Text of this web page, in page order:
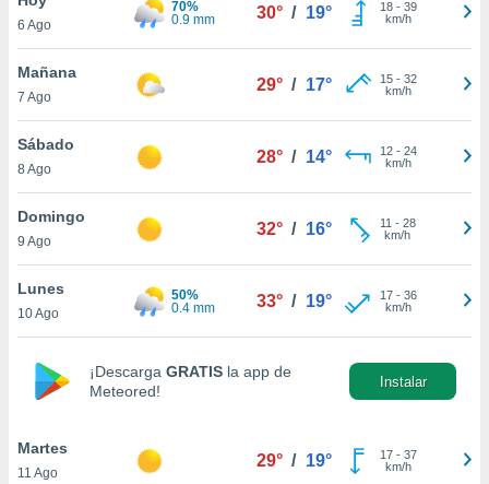
en
más
nuestra
de
aceptar
de
6 Ago
70%
0.9 mm
30° / 19° 18- 39
km/h
Mañana
7 Ago
29° / 17° 15- 32
km/h
Sábado
8 Ago
28° / 14° 12- 24
km/h
Domingo
9 Ago
32° / 16° 11 - 28
km/h
Lunes
10 Ago
50%
0.4 mm
33° / 19° 17- 36
km/h
¡Descarga GRATIS la app de
Meteored!
Instalar
Martes
11 Ago
29° / 19° 17- 37
km/h